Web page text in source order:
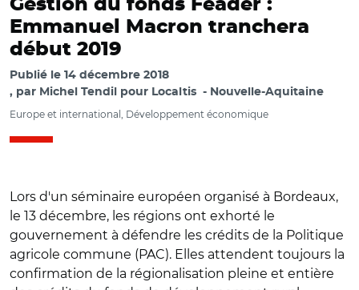
Gestion du fonds Feader :
Emmanuel Macron tranchera
début 2019
Publié le 14 décembre 2018
par Michel Tendil pour Localtis Nouvelle-Aquitaine
Europe et international, Développement économique
Lors d'un séminaire européen organisé à Bordeaux,
le 13 décembre, les régions ont exhorté le
gouvernement à défendre les crédits de la Politique
agricole commune (PAC). Elles attendent toujours la
confirmation de la régionalisation pleine et entière